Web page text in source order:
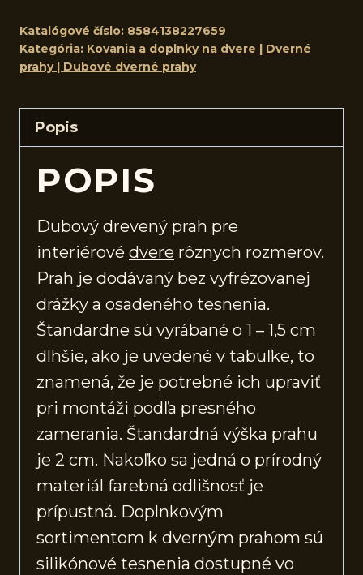
Katalógové číslo: 8584138227659
Kategória: Kovania a doplnky na dvere | Dverné
prahy | Dubové dverné prahy
Popis
POPIS
Dubový drevený prah pre
interiérové dvere rôznych rozmerov.
Prah je dodávaný bez vyfrézovanej
drážky a osadeného tesnenia.
Štandardne sú vyrábané o 1 – 1,5 cm
dlhšie, ako je uvedené v tabuľke, to
znamená, že je potrebné ich upraviť
pri montáži podľa presného
zamerania. Štandardná výška prahu
je 2 cm. Nakoľko sa jedná o prírodný
materiál farebná odlišnosť je
prípustná. Doplnkovým
sortimentom k dverným prahom sú
silikónové tesnenia dostupné vo